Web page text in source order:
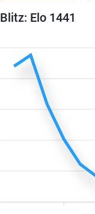
Blitz: Elo 1441